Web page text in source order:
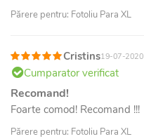
Părere pentru: Fotoliu Para XL
Cristins19-07-2020
Cumparator verificat
Recomand!
Foarte comod! Recomand !!!
Părere pentru: Fotoliu Para XL